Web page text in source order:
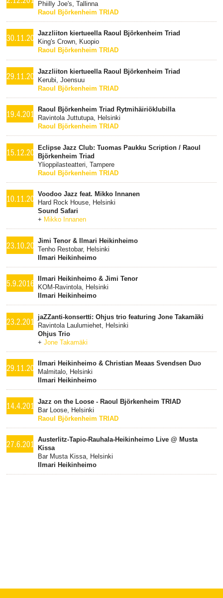
Phiilly Joe's, Tallinna
Raoul Björkenheim TRIAD
30.11.2017Jazzliiton kiertueella Raoul Björkenheim Triad
King's Crown, Kuopio
Raoul Björkenheim TRIAD
29.11.2017Jazzliiton kiertueella Raoul Björkenheim Triad
Kerubi, Joensuu
Raoul Björkenheim TRIAD
19.4.2017Raoul Björkenheim Triad Rytmihäiriöklubilla
Ravintola Juttutupa, Helsinki
Raoul Björkenheim TRIAD
15.12.2016Eclipse Jazz Club: Tuomas Paukku Scription / Raoul
Björkenheim Triad
Ylioppilasteatteri, Tampere
Raoul Björkenheim TRIAD
10.11.2016Voodoo Jazz feat. Mikko Innanen
Hard Rock House, Helsinki
Sound Safari
+ Mikko Innanen
23.10.2016Jimi Tenor & Ilmari Heikinheimo
Tenho Restobar, Helsinki
Ilmari Heikinheimo
5.9.2016
Ilmari Heikinheimo & Jimi Tenor
KOM-Ravintola, Helsinki
Ilmari Heikinheimo
23.2.2016jaZZanti-konsertti: Ohjus trio featuring Jone Takamäki
Ravintola Laulumiehet, Helsinki
Ohjus Trio
+Jone Takamäki
29.11.2015Ilmari Heikinheimo & Christian Meaas Svendsen Duo
Malmitalo, Helsinki
Ilmari Heikinheimo
14.4.2015Jazz on the Loose - Raoul Björkenheim TRIAD
Bar Loose, Helsinki
Raoul Björkenheim TRIAD
27.6.2013Austerlitz-Tapio-Rauhala-Heikinheimo Live @ Musta
Kissa
Bar Musta Kissa, Helsinki
Ilmari Heikinheimo